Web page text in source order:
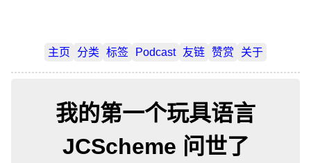
主页 分类 标签 Podcast 友链 赞赏 关于
我的第一个玩具语言
JCScheme 问世了